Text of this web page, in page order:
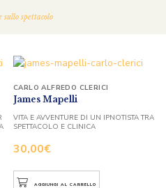
spettacolo
James Mapelli
30,00€
CARLO ALFREDO CLERICI
VITA E AVVENTURE DI UN IPNOTISTA TRA
SPETTACOLO E CLINICA
AGGIUNGI AL CARRELLO